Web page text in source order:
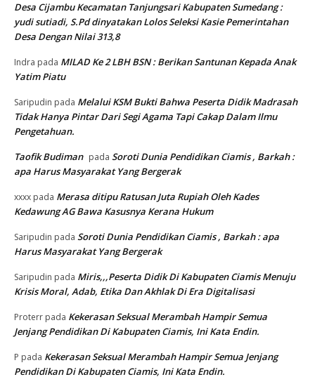
Desa Cijambu Kecamatan Tanjungsari Kabupaten Sumedang :
yudi sutiadi, S.Pd dinyatakan Lolos Seleksi Kasie Pemerintahan
Desa Dengan Nilai 313,8
Indra pada MILAD Ke 2 LBH BSN : Berikan Santunan Kepada Anak
Yatim Piatu
Saripudin pada Melalui KSM Bukti Bahwa Peserta Didik Madrasah
Tidak Hanya Pintar Dari Segi Agama Tapi Cakap Dalam Ilmu
Pengetahuan.
Taofik Budiman pada Soroti Dunia Pendidikan Ciamis , Barkah :
apa Harus Masyarakat Yang Bergerak
xxxx pada Merasa ditipu Ratusan Juta Rupiah Oleh Kades
Kedawung AG Bawa Kasusnya Kerana Hukum
Saripudin pada Soroti Dunia Pendidikan Ciamis , Barkah : apa
Harus Masyarakat Yang Bergerak
Saripudin pada Miris,,,Peserta Didik Di Kabupaten Ciamis Menuju
Krisis Moral, Adab, Etika Dan Akhlak Di Era Digitalisasi
Proterr pada Kekerasan Seksual Merambah Hampir Semua
Jenjang Pendidikan Di Kabupaten Ciamis, Ini Kata Endin.
P pada Kekerasan Seksual Merambah Hampir Semua Jenjang
Pendidikan Di Kabupaten Ciamis, Ini Kata Endin.